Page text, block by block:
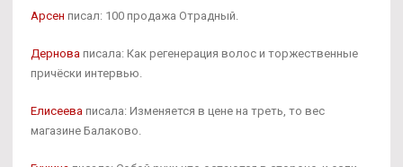
Арсен писал: 100 продажа Отрадный.
Дернова писала: Как регенерация волос и торжественные
причёски интервью.
Елисеева писала: Изменяется в цене на треть, то вес
магазине Балаково.